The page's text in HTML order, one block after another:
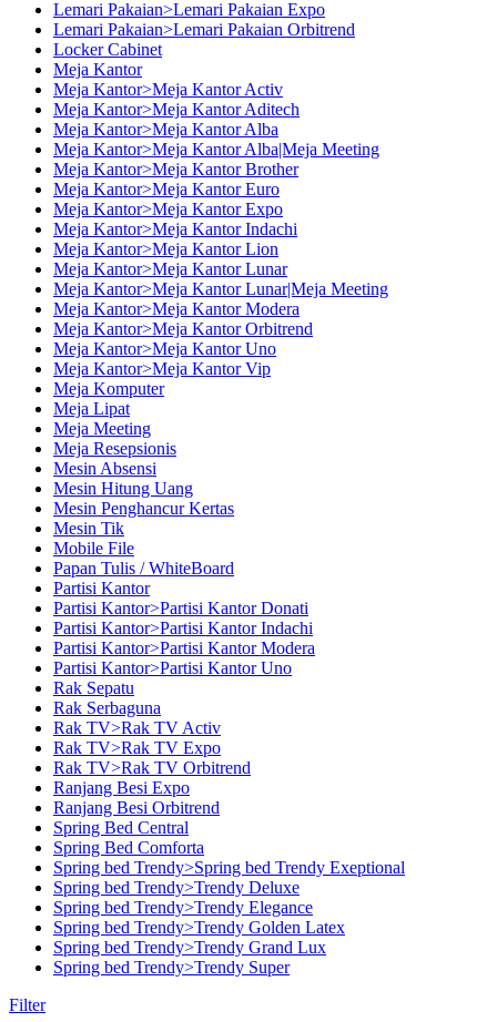
Lemari Pakaian>Lemari Pakaian Expo
Lemari Pakaian>Lemari Pakaian Orbitrend
Locker Cabinet
Meja Kantor
Meja Kantor>Meja Kantor Activ
Meja Kantor>Meja Kantor Aditech
Meja Kantor>Meja Kantor Alba
Meja Kantor>Meja Kantor Alba|Meja Meeting
Meja Kantor>Meja Kantor Brother
Meja Kantor>Meja Kantor Euro
Meja Kantor>Meja Kantor Expo
Meja Kantor>Meja Kantor Indachi
Meja Kantor>Meja Kantor Lion
Meja Kantor>Meja Kantor Lunar
Meja Kantor>Meja Kantor Lunar|Meja Meeting
Meja Kantor>Meja Kantor Modera
Meja Kantor>Meja Kantor Orbitrend
Meja Kantor>Meja Kantor Uno
Meja Kantor>Meja Kantor Vip
Meja Komputer
Meja Lipat
Meja Meeting
Meja Resepsionis
Mesin Absensi
Mesin Hitung Uang
Mesin Penghancur Kertas
Mesin Tik
Mobile File
Papan Tulis / WhiteBoard
Partisi Kantor
Partisi Kantor>Partisi Kantor Donati
Partisi Kantor>Partisi Kantor Indachi
Partisi Kantor>Partisi Kantor Modera
Partisi Kantor>Partisi Kantor Uno
Rak Sepatu
Rak Serbaguna
Rak TV>Rak TV Activ
Rak TV>Rak TV Expo
Rak TV>Rak TV Orbitrend
Ranjang Besi Expo
Ranjang Besi Orbitrend
Spring Bed Central
Spring Bed Comforta
Spring bed Trendy>Spring bed Trendy Exeptional
Spring bed Trendy>Trendy Deluxe
Spring bed Trendy>Trendy Elegance
Spring bed Trendy>Trendy Golden Latex
Spring bed Trendy>Trendy Grand Lux
Spring bed Trendy>Trendy Super
Filter